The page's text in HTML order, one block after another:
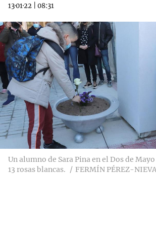
13·01·22 08:31
Un alumno de Sara Pina en el Dos de
13 rosas blancas.
FERMÍN PÉREZ-